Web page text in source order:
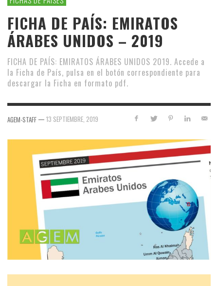
FICHA DE PAÍS: EMIRATOS
ÁRABES UNIDOS – 2019
FICHA DE PAÍS: EMIRATOS ÁRABES UNIDOS 2019. Accede a
la Ficha de País, pulsa en el botón correspondiente para
descargar la Ficha en formato pdf.
AGEM-STAFF — 13 SEPTIEMBRE, 2019